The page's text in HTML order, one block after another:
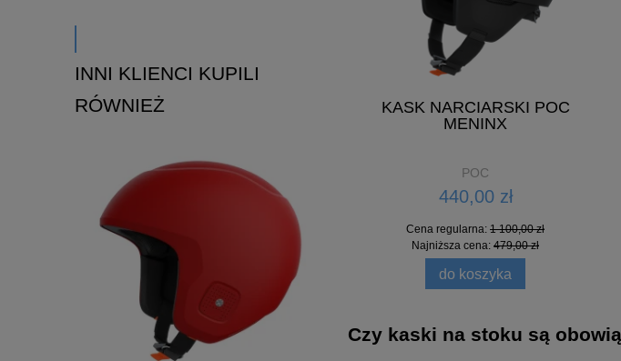
INNI KLIENCI KUPILI
RÓWNIEŻ
KASK NARCIARSKI POC
MENINX
POC
440,00 zł
Cena regularna: 1 100,00 zł
Najniższa cena: 479,00 zł
do koszyka
Czy kaski na stoku są